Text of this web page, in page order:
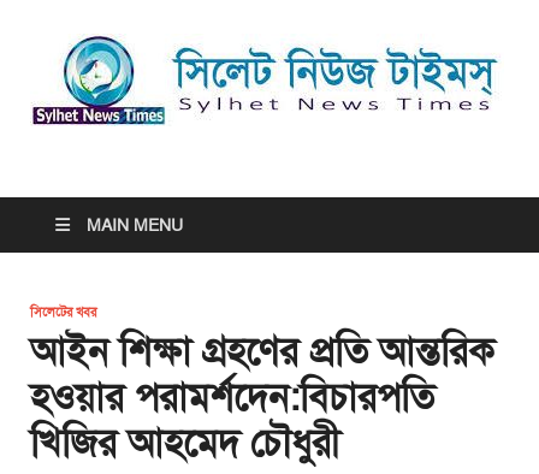
সিলেট নিউজ টাইমস্ | Sylhet
News Times
MAIN MENU
সিলেটের খবর
আইন শিক্ষা গ্রহণের প্রতি আন্তরিক
হওয়ার পরামর্শদেন:বিচারপতি
খিজির আহমেদ চৌধুরী